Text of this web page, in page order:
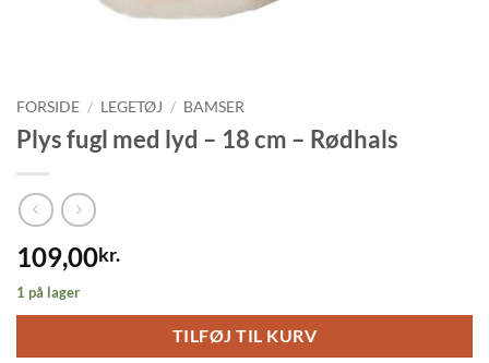
FORSIDE / LEGETØJ / BAMSER
Plys fugl med lyd – 18 cm – Rødhals
109,00kr.
1 på lager
TILFØJ TIL KURV